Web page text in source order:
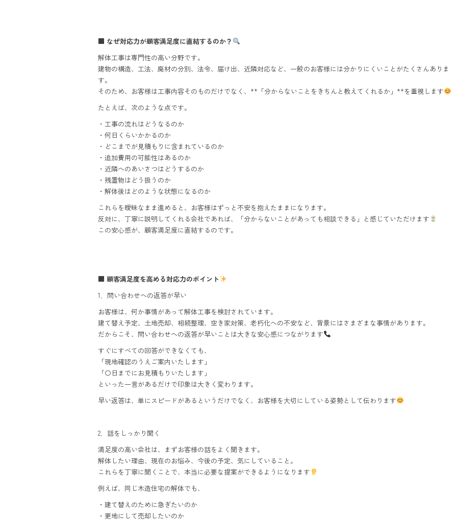
■ なぜ対応力が顧客満足度に直結するのか？
解体工事は専門性の高い分野です。
建物の構造、工法、廃材の分別、法令、届け出、近隣対応など、一般のお客様には分かりにくいことがたくさんありま
す。
そのため、お客様は工事内容そのものだけでなく、**「分からないことをきちんと教えてくれるか」**を重視します
たとえば、次のような点です。
・工事の流れはどうなるのか
・何日くらいかかるのか
・どこまでが見積もりに含まれているのか
・追加費用の可能性はあるのか
・近隣へのあいさつはどうするのか
・残置物はどう扱うのか
・解体後はどのような状態になるのか
これらを曖昧なまま進めると、お客様はずっと不安を抱えたままになります。
反対に、丁寧に説明してくれる会社であれば、「分からないことがあっても相談できる」と感じていただけます
この安心感が、顧客満足度に直結するのです。
■ 顧客満足度を高める対応力のポイント
1．問い合わせへの返答が早い
お客様は、何か事情があって解体工事を検討されています。
建て替え予定、土地売却、相続整理、空き家対策、老朽化への不安など、背景にはさまざまな事情があります。
だからこそ、問い合わせへの返答が早いことは大きな安心感につながります
すぐにすべての回答ができなくても、
「現地確認のうえご案内いたします」
「〇日までにお見積もりいたします」
といった一言があるだけで印象は大きく変わります。
早い返答は、単にスピードがあるというだけでなく、お客様を大切にしている姿勢として伝わります
2．話をしっかり聞く
満足度の高い会社は、まずお客様の話をよく聞きます。
解体したい理由、現在のお悩み、今後の予定、気にしていること。
これらを丁寧に聞くことで、本当に必要な提案ができるようになります
例えば、同じ木造住宅の解体でも、
・建て替えのために急ぎたいのか
・更地にして売却したいのか